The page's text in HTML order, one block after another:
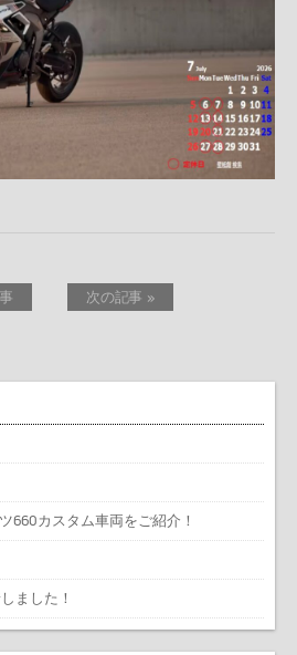
次の記事 »
660カスタム車両をご紹介！
ました！